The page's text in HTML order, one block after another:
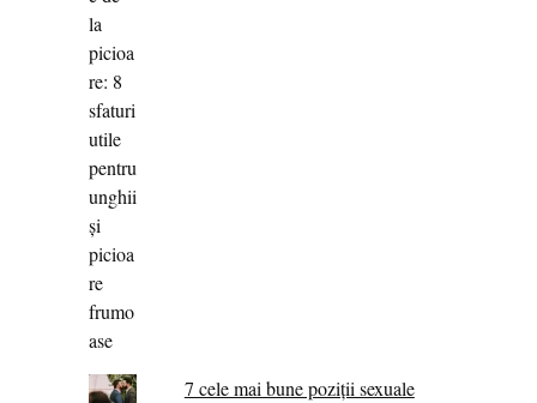
7 cele mai bune poziții sexuale